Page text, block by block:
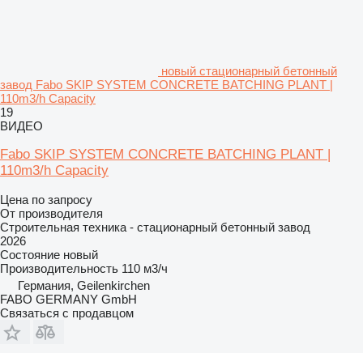
новый стационарный бетонный
завод Fabo SKIP SYSTEM CONCRETE BATCHING PLANT |
110m3/h Capacity
19
ВИДЕО
Fabo SKIP SYSTEM CONCRETE BATCHING PLANT |
110m3/h Capacity
Цена по запросу
От производителя
Строительная техника - стационарный бетонный завод
2026
Состояние новый
Производительность 110 м3/ч
Германия, Geilenkirchen
FABO GERMANY GmbH
Связаться с продавцом